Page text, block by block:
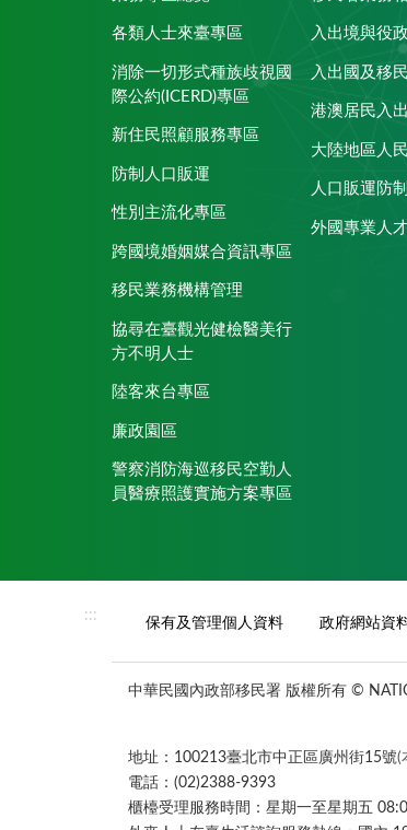
各類人士來臺專區
消除一切形式種族歧視國
際公約(ICERD)專區
新住民照顧服務專區
防制人口販運
性別主流化專區
跨國境婚姻媒合資訊專區
移民業務機構管理
協尋在臺觀光健檢醫美行
方不明人士
陸客來台專區
廉政園區
警察消防海巡移民空勤人
員醫療照護實施方案專區
入出境與役
入出國及移
港澳居民入
大陸地區人
人口販運防
外國專業人
:::
保有及管理個人資料 政府網站資
中華民國內政部移民署 版權所有 ©
地址：100213臺北市中正區廣州街15號(
電話：(02)2388-9393
櫃檯受理服務時間：星期一至星期五